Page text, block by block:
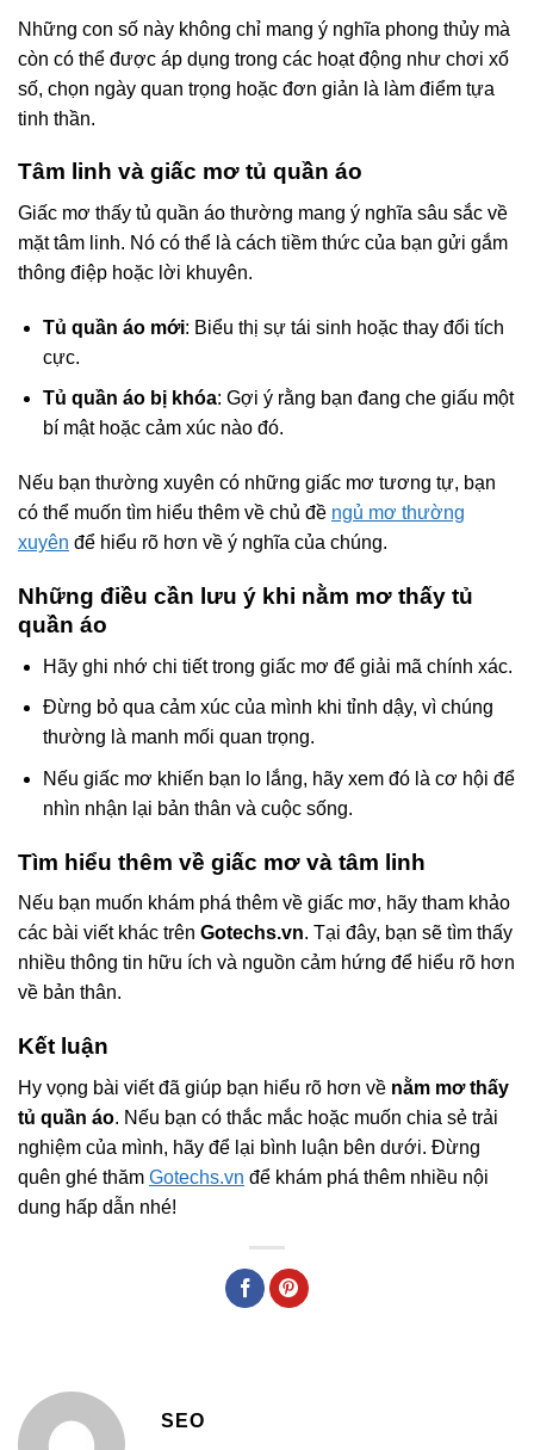
Những con số này không chỉ mang ý nghĩa phong thủy mà
còn có thể được áp dụng trong các hoạt động như chơi xổ
số, chọn ngày quan trọng hoặc đơn giản là làm điểm tựa
tinh thần.
Tâm linh và giấc mơ tủ quần áo
Giấc mơ thấy tủ quần áo thường mang ý nghĩa sâu sắc về
mặt tâm linh. Nó có thể là cách tiềm thức của bạn gửi gắm
thông điệp hoặc lời khuyên.
Tủ quần áo mới: Biểu thị sự tái sinh hoặc thay đổi tích
cực.
Tủ quần áo bị khóa: Gợi ý rằng bạn đang che giấu một
bí mật hoặc cảm xúc nào đó.
Nếu bạn thường xuyên có những giấc mơ tương tự, bạn
có thể muốn tìm hiểu thêm về chủ đề ngủ mơ thường
xuyên để hiểu rõ hơn về ý nghĩa của chúng.
Những điều cần lưu ý khi nằm mơ thấy tủ
quần áo
Hãy ghi nhớ chi tiết trong giấc mơ để giải mã chính xác.
Đừng bỏ qua cảm xúc của mình khi tỉnh dậy, vì chúng
thường là manh mối quan trọng.
Nếu giấc mơ khiến bạn lo lắng, hãy xem đó là cơ hội để
nhìn nhận lại bản thân và cuộc sống.
Tìm hiểu thêm về giấc mơ và tâm linh
Nếu bạn muốn khám phá thêm về giấc mơ, hãy tham khảo
các bài viết khác trên Gotechs.vn. Tại đây, bạn sẽ tìm thấy
nhiều thông tin hữu ích và nguồn cảm hứng để hiểu rõ hơn
về bản thân.
Kết luận
Hy vọng bài viết đã giúp bạn hiểu rõ hơn về nằm mơ thấy
tủ quần áo. Nếu bạn có thắc mắc hoặc muốn chia sẻ trải
nghiệm của mình, hãy để lại bình luận bên dưới. Đừng
quên ghé thăm Gotechs.vn để khám phá thêm nhiều nội
dung hấp dẫn nhé!
SEO